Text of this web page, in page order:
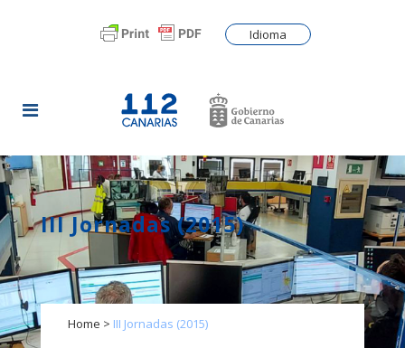
Idioma
III Jornadas (2015)
Home > III Jornadas (2015)